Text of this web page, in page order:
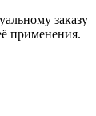
заказу
применения.